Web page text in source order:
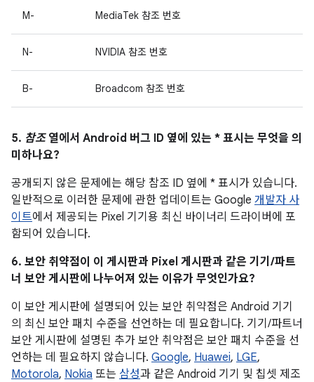
M- MediaTek 참조 번호
N- NVIDIA 참조 번호
B- Broadcom 참조 번호
5. 참조열에서 Android 버그 ID 옆에 있는 * 표시는 무엇을 의
미하나요?
공개되지 않은 문제에는 해당 참조 ID 옆에 * 표시가 있습니다.
일반적으로 이러한 문제에 관한 업데이트는 Google 개발자 사
이트에서 제공되는 Pixel 기기용 최신 바이너리 드라이버에 포
함되어 있습니다.
6. 보안 취약점이 이 게시판과 Pixel 게시판과 같은 기기/파트
너 보안 게시판에 나누어져 있는 이유가 무엇인가요?
이 보안 게시판에 설명되어 있는 보안 취약점은 Android 기기
의 최신 보안 패치 수준을 선언하는 데 필요합니다. 기기/파트너
보안 게시판에 설명된 추가 보안 취약점은 보안 패치 수준을 선
언하는 데 필요하지 않습니다. Google, Huawei, LGE,
Motorola, Nokia 또는 삼성과 같은 Android 기기 및 칩셋 제조